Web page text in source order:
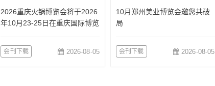
2026重庆火锅博览会将于2026
年10月23-25日在重庆国际博览
会刊下载 2026-08-05
10月郑州美业博览会邀您共破
局
会刊下载 2026-08-05